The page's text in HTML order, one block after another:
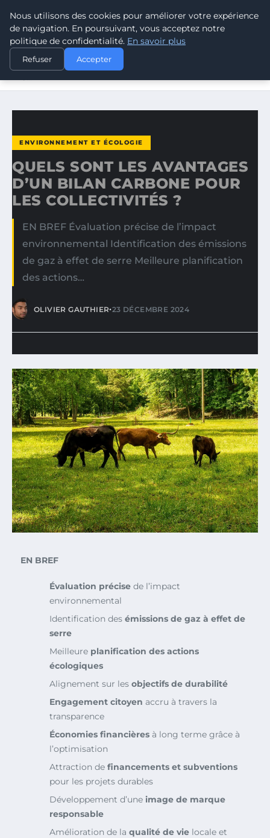
CLIMATE GUARDIAN
ACCUEIL
ENVIRONNEMENT ET ÉCOLOGIE
QUELS SONT LES AVANTAGES D’UN BILAN CARBONE POUR
ENVIRONNEMENT ET ÉCOLOGIE
QUELS SONT LES AVANTAGES
D’UN BILAN CARBONE POUR
LES COLLECTIVITÉS ?
EN BREF Évaluation précise de l’impact
environnemental Identification des émissions
de gaz à effet de serre Meilleure planification
des actions…
OLIVIER GAUTHIER•23 DÉCEMBRE 2024
EN BREF
Évaluation précise de l’impact
environnemental
Identification des émissions de gaz à effet de
serre
Meilleure planification des actions
écologiques
Alignement sur les objectifs de durabilité
Engagement citoyen accru à travers la
transparence
Économies financières à long terme grâce à
l’optimisation
Attraction de financements et subventions
pour les projets durables
Développement d’une image de marque
responsable
Amélioration de la qualité de vie locale et
Nous utilisons des cookies pour améliorer votre expérience
de navigation. En poursuivant, vous acceptez notre
politique de confidentialité. En savoir plus
Refuser Accepter